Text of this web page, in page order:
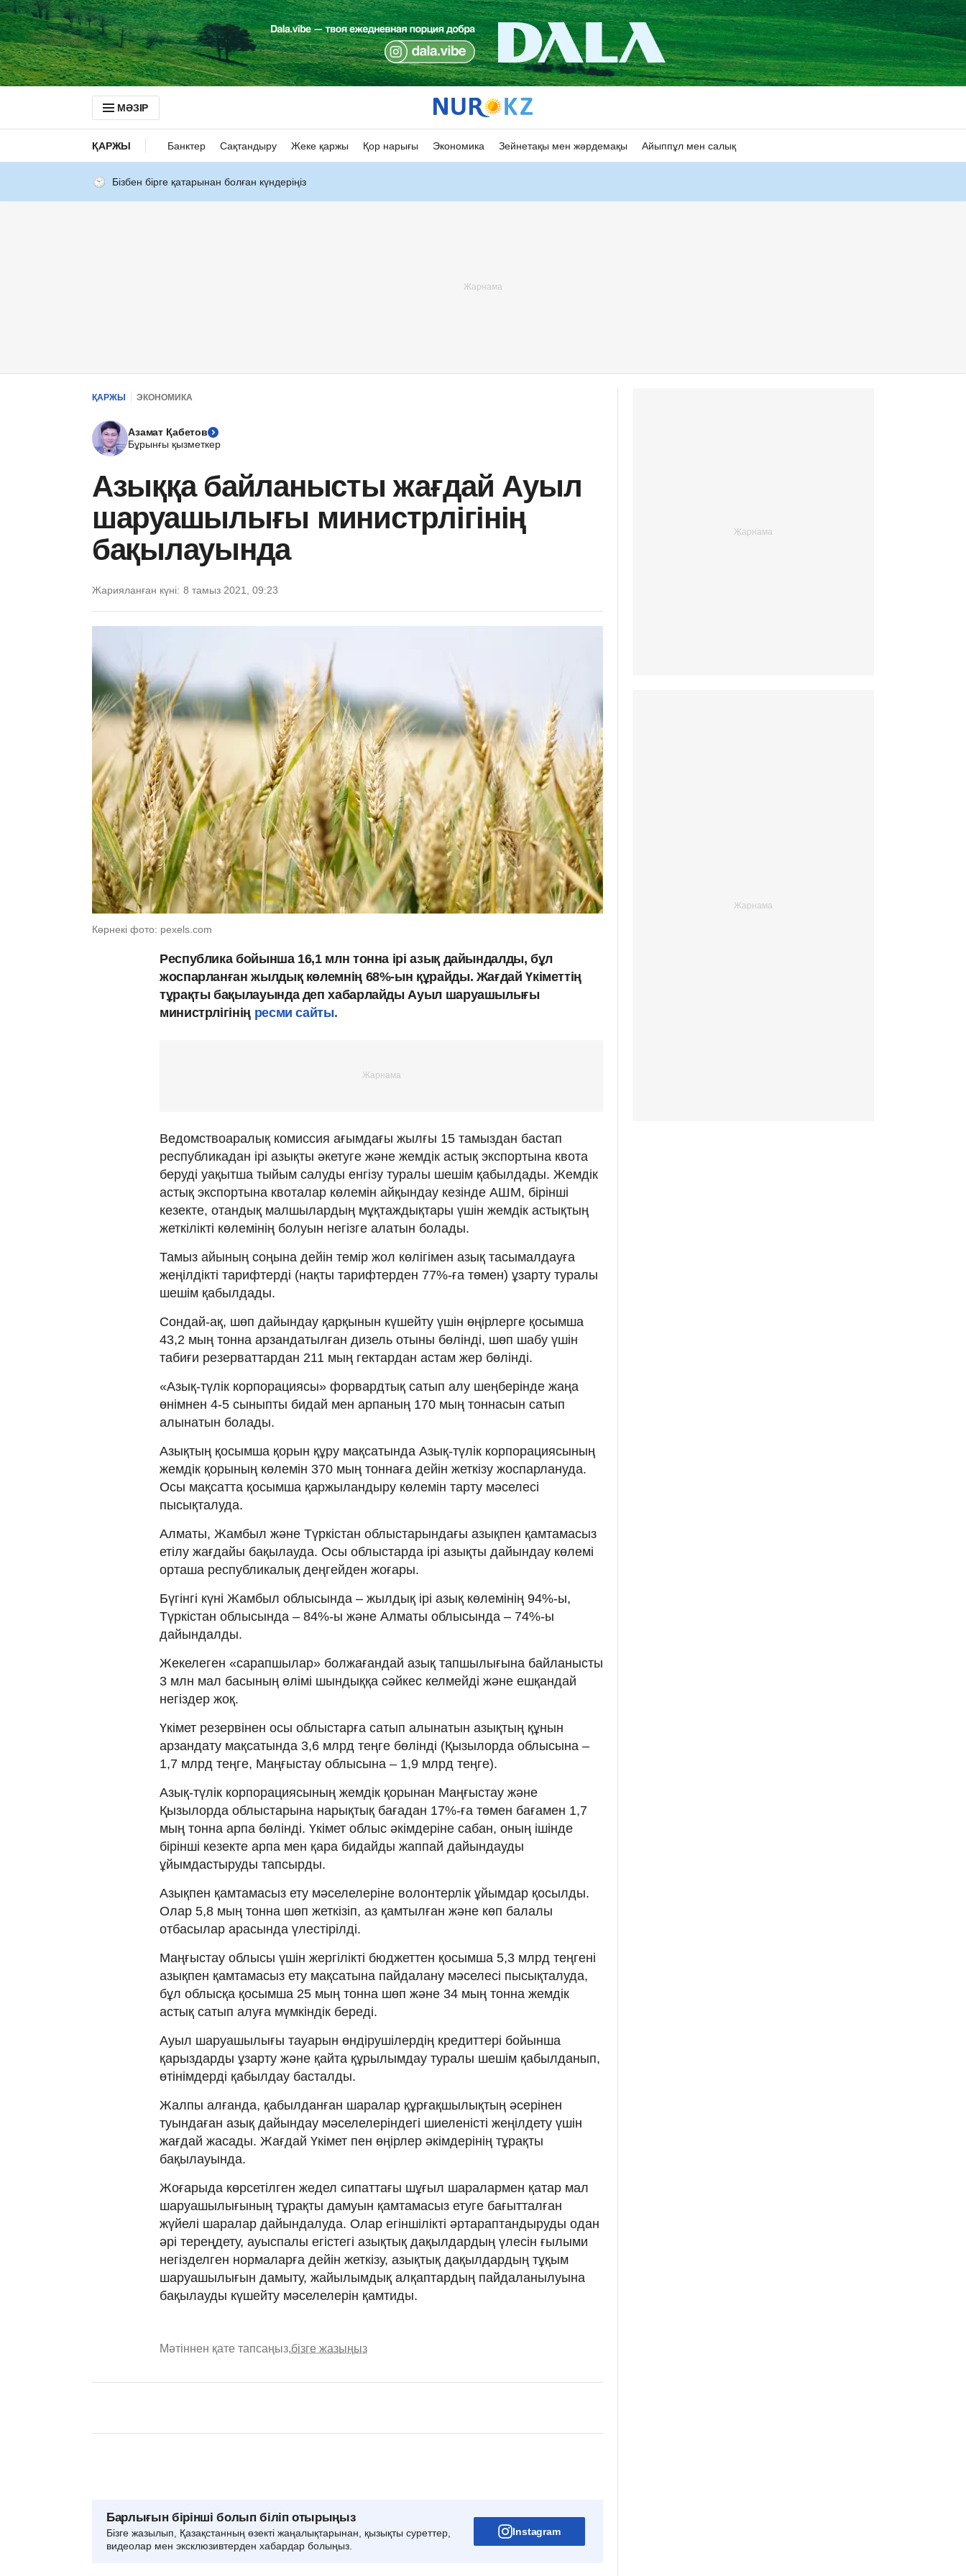
МӘЗІР
ҚАРЖЫ Банктер Сақтандыру Жеке қаржы Қор нарығы Экономика Зейнетақы мен жәрдемақы Айыппұл мен салық
Бізбен бірге қатарынан болған күндеріңіз
ҚАРЖЫ ЭКОНОМИКА
Азамат Қабетов
Бұрынғы қызметкер
Азыққа байланысты жағдай Ауыл
шаруашылығы министрлігінің
бақылауында
Жарияланған күні: 8 тамыз 2021, 09:23
Көрнекі фото: pexels.com
Республика бойынша 16,1 млн тонна ірі азық дайындалды, бұл
жоспарланған жылдық көлемнің 68%-ын құрайды. Жағдай Үкіметтің
тұрақты бақылауында деп хабарлайды Ауыл шаруашылығы
министрлігінің ресми сайты.
Ведомствоаралық комиссия ағымдағы жылғы 15 тамыздан бастап
республикадан ірі азықты әкетуге және жемдік астық экспортына квота
беруді уақытша тыйым салуды енгізу туралы шешім қабылдады. Жемдік
астық экспортына квоталар көлемін айқындау кезінде АШМ, бірінші
кезекте, отандық малшылардың мұқтаждықтары үшін жемдік астықтың
жеткілікті көлемінің болуын негізге алатын болады.
Тамыз айының соңына дейін темір жол көлігімен азық тасымалдауға
жеңілдікті тарифтерді (нақты тарифтерден 77%-ға төмен) ұзарту туралы
шешім қабылдады.
Сондай-ақ, шөп дайындау қарқынын күшейту үшін өңірлерге қосымша
43,2 мың тонна арзандатылған дизель отыны бөлінді, шөп шабу үшін
табиғи резерваттардан 211 мың гектардан астам жер бөлінді.
«Азық-түлік корпорациясы» форвардтық сатып алу шеңберінде жаңа
өнімнен 4-5 сыныпты бидай мен арпаның 170 мың тоннасын сатып
алынатын болады.
Азықтың қосымша қорын құру мақсатында Азық-түлік корпорациясының
жемдік қорының көлемін 370 мың тоннаға дейін жеткізу жоспарлануда.
Осы мақсатта қосымша қаржыландыру көлемін тарту мәселесі
пысықталуда.
Алматы, Жамбыл және Түркістан облыстарындағы азықпен қамтамасыз
етілу жағдайы бақылауда. Осы облыстарда ірі азықты дайындау көлемі
орташа республикалық деңгейден жоғары.
Бүгінгі күні Жамбыл облысында – жылдық ірі азық көлемінің 94%-ы,
Түркістан облысында – 84%-ы және Алматы облысында – 74%-ы
дайындалды.
Жекелеген «сарапшылар» болжағандай азық тапшылығына байланысты
3 млн мал басының өлімі шындыққа сәйкес келмейді және ешқандай
негіздер жоқ.
Үкімет резервінен осы облыстарға сатып алынатын азықтың құнын
арзандату мақсатында 3,6 млрд теңге бөлінді (Қызылорда облысына –
1,7 млрд теңге, Маңғыстау облысына – 1,9 млрд теңге).
Азық-түлік корпорациясының жемдік қорынан Маңғыстау және
Қызылорда облыстарына нарықтық бағадан 17%-ға төмен бағамен 1,7
мың тонна арпа бөлінді. Үкімет облыс әкімдеріне сабан, оның ішінде
бірінші кезекте арпа мен қара бидайды жаппай дайындауды
ұйымдастыруды тапсырды.
Азықпен қамтамасыз ету мәселелеріне волонтерлік ұйымдар қосылды.
Олар 5,8 мың тонна шөп жеткізіп, аз қамтылған және көп балалы
отбасылар арасында үлестірілді.
Маңғыстау облысы үшін жергілікті бюджеттен қосымша 5,3 млрд теңгені
азықпен қамтамасыз ету мақсатына пайдалану мәселесі пысықталуда,
бұл облысқа қосымша 25 мың тонна шөп және 34 мың тонна жемдік
астық сатып алуға мүмкіндік береді.
Ауыл шаруашылығы тауарын өндірушілердің кредиттері бойынша
қарыздарды ұзарту және қайта құрылымдау туралы шешім қабылданып,
өтінімдерді қабылдау басталды.
Жалпы алғанда, қабылданған шаралар құрғақшылықтың әсерінен
туындаған азық дайындау мәселелеріндегі шиеленісті жеңілдету үшін
жағдай жасады. Жағдай Үкімет пен өңірлер әкімдерінің тұрақты
бақылауында.
Жоғарыда көрсетілген жедел сипаттағы шұғыл шаралармен қатар мал
шаруашылығының тұрақты дамуын қамтамасыз етуге бағытталған
жүйелі шаралар дайындалуда. Олар егіншілікті әртараптандыруды одан
әрі тереңдету, ауыспалы егістегі азықтық дақылдардың үлесін ғылыми
негізделген нормаларға дейін жеткізу, азықтық дақылдардың тұқым
шаруашылығын дамыту, жайылымдық алқаптардың пайдаланылуына
бақылауды күшейту мәселелерін қамтиды.
Мәтіннен қате тапсаңыз,бізге жазыңыз
Барлығын бірінші болып біліп отырыңыз
Бізге жазылып, Қазақстанның өзекті жаңалықтарынан, қызықты суреттер,
видеолар мен эксклюзивтерден хабардар болыңыз.
Instagram